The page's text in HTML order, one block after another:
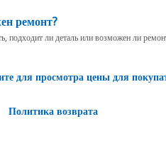
ремонт?
подходит ли деталь или возможен ли
для просмотра цены для
Политика возврата